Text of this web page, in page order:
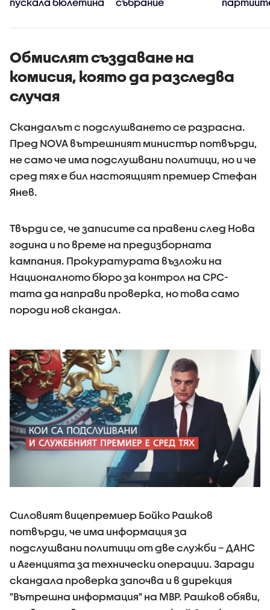
извън
Обмислят създаване на
комисия, която да разследва
случая
Скандалът с подслушването се разрасна.
Пред NOVA вътрешният министър потвърди,
не само че има подслушвани политици, но и че
сред тях е бил настоящият премиер Стефан
Янев.
Твърди се, че записите са правени след Нова
година и по време на предизборната
кампания. Прокуратурата възложи на
Националното бюро за контрол на СРС-
тата да направи проверка, но това само
породи нов скандал.
Силовият вицепремиер Бойко Рашков
потвърди, че има информация за
подслушвани политици от две служби – ДАНС
и Агенцията за технически операции. Заради
скандала проверка започва и в дирекция
"Вътрешна информация" на МВР. Рашков обяви,